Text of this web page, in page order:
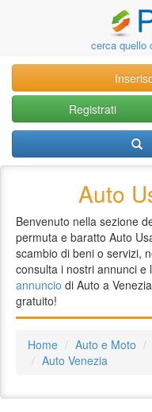
cerca quello
Registrati
Auto
Benvenuto nella sezione
permuta e baratto Auto
scambio di beni o servizi,
consulta i nostri annunci e
annuncio di Auto a
gratuito!
Home Auto e Moto
Auto Venezia